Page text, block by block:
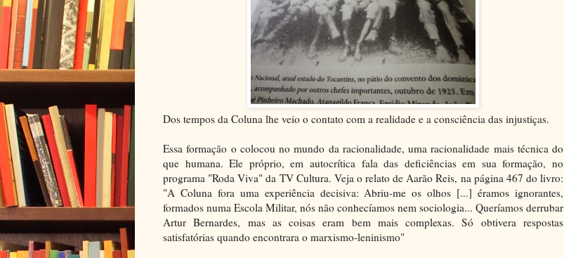
Dos tempos da Coluna lhe veio o contato com a realidade e a consciência das injustiças.
Essa formação o colocou no mundo da racionalidade, uma racionalidade mais técnica do
que humana. Ele próprio, em autocrítica fala das deficiências em sua formação, no
programa "Roda Viva" da TV Cultura. Veja o relato de Aarão Reis, na página 467 do livro:
"A Coluna fora uma experiência decisiva: Abriu-me os olhos [...] éramos ignorantes,
formados numa Escola Militar, nós não conhecíamos nem sociologia... Queríamos derrubar
Artur Bernardes, mas as coisas eram bem mais complexas. Só obtivera respostas
satisfatórias quando encontrara o marxismo-leninismo"